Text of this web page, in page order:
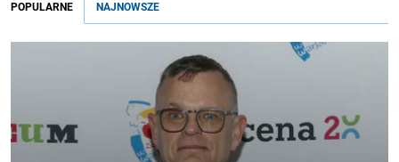
POPULARNE NAJNOWSZE